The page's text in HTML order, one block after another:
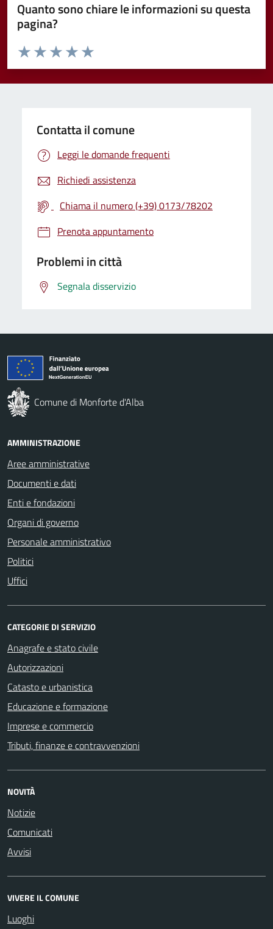
Quanto sono chiare le informazioni su questa
pagina?
Valuta da 1 a 5 stelle la pagina
Valuta 5 stelle su 5
Valuta 4 stelle su 5
Valuta 3 stelle su 5
Valuta 2 stelle su 5
Valuta 1 stelle su 5
Contatta il comune
Leggi le domande frequenti
Richiedi assistenza
Chiama il numero (+39) 0173/78202
Prenota appuntamento
Problemi in città
Segnala disservizio
Comune di Monforte d'Alba
AMMINISTRAZIONE
Aree amministrative
Documenti e dati
Enti e fondazioni
Organi di governo
Personale amministrativo
Politici
Uffici
CATEGORIE DI SERVIZIO
Anagrafe e stato civile
Autorizzazioni
Catasto e urbanistica
Educazione e formazione
Imprese e commercio
Tributi, finanze e contravvenzioni
NOVITÀ
Notizie
Comunicati
Avvisi
VIVERE IL COMUNE
Luoghi